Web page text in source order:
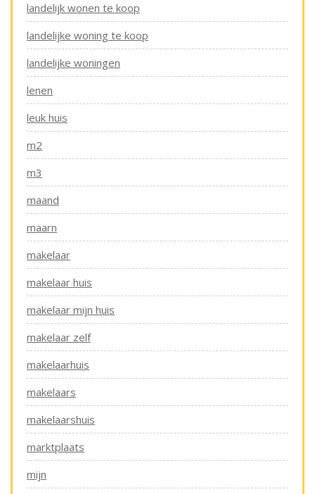
landelijk wonen te koop
landelijke woning te koop
landelijke woningen
lenen
leuk huis
m2
m3
maand
maarn
makelaar
makelaar huis
makelaar mijn huis
makelaar zelf
makelaarhuis
makelaars
makelaarshuis
marktplaats
mijn